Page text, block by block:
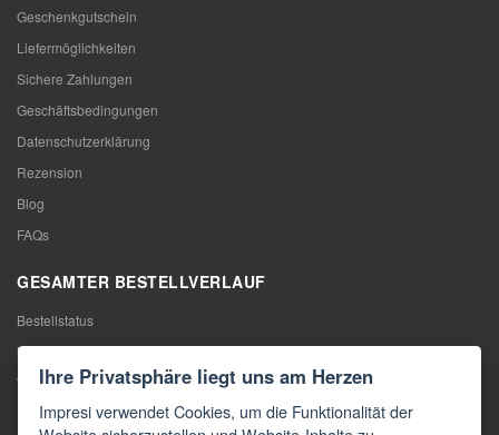
Geschenkgutschein
Liefermöglichkeiten
Sichere Zahlungen
Geschäftsbedingungen
Datenschutzerklärung
Rezension
Blog
FAQs
GESAMTER BESTELLVERLAUF
Bestellstatus
Meine Bestellung
Warentausch
Rücktritt vom Vertrag
Ihre Privatsphäre liegt uns am Herzen
Impresi verwendet Cookies, um die Funktionalität der